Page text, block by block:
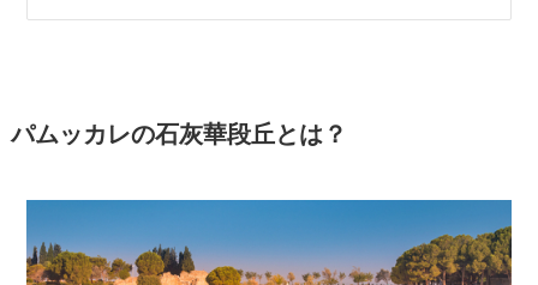
パムッカレの石灰華段丘とは？